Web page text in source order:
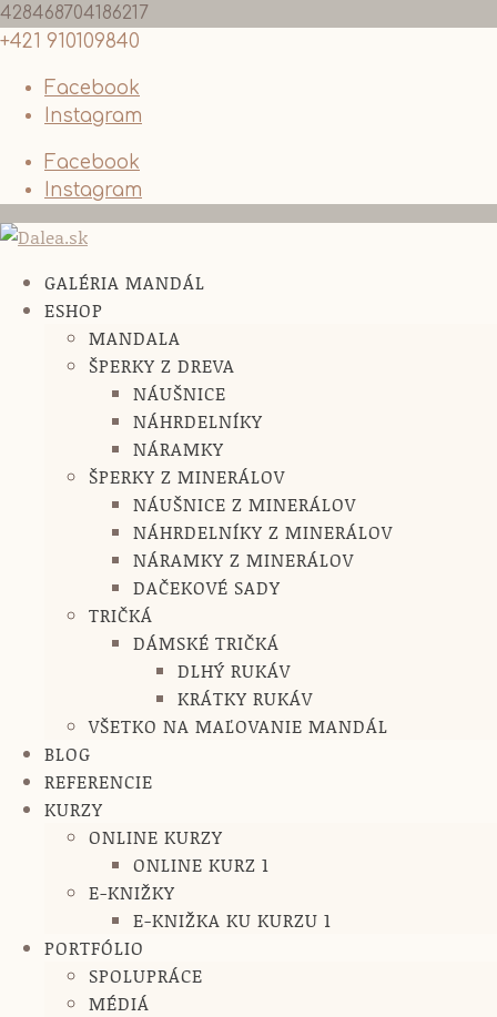
428468704186217
+421 910109840
Facebook
Instagram
Facebook
Instagram
GALÉRIA MANDÁL
ESHOP
MANDALA
ŠPERKY Z DREVA
NÁUŠNICE
NÁHRDELNÍKY
NÁRAMKY
ŠPERKY Z MINERÁLOV
NÁUŠNICE Z MINERÁLOV
NÁHRDELNÍKY Z MINERÁLOV
NÁRAMKY Z MINERÁLOV
DAČEKOVÉ SADY
TRIČKÁ
DÁMSKÉ TRIČKÁ
DLHÝ RUKÁV
KRÁTKY RUKÁV
VŠETKO NA MAĽOVANIE MANDÁL
BLOG
REFERENCIE
KURZY
ONLINE KURZY
ONLINE KURZ 1
E-KNIŽKY
E-KNIŽKA KU KURZU 1
PORTFÓLIO
SPOLUPRÁCE
MÉDIÁ